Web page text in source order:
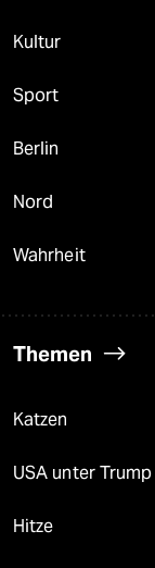
Kultur
Sport
Berlin
Nord
Wahrheit
Themen
Katzen
USA unter Trump
Hitze